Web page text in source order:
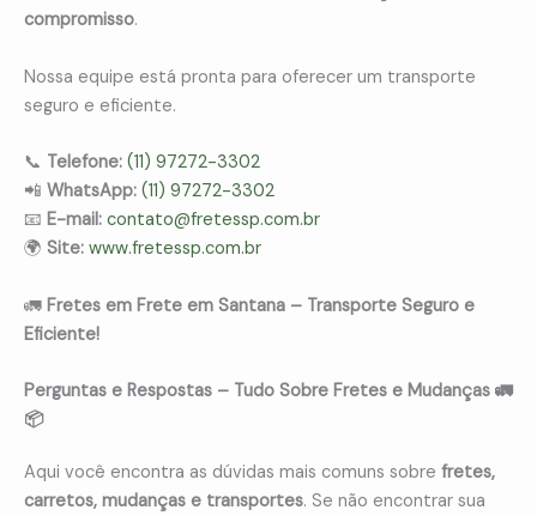
compromisso.
Nossa equipe está pronta para oferecer um transporte
seguro e eficiente.
📞 Telefone: (11) 97272-3302
📲 WhatsApp: (11) 97272-3302
📧 E-mail: contato@fretessp.com.br
🌍 Site: www.fretessp.com.br
🚛 Fretes em Frete em Santana – Transporte Seguro e
Eficiente!
Perguntas e Respostas – Tudo Sobre Fretes e Mudanças 🚛
📦
Aqui você encontra as dúvidas mais comuns sobre fretes,
carretos, mudanças e transportes. Se não encontrar sua